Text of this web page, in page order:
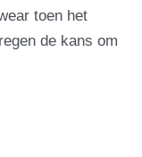
toen het
de kans om